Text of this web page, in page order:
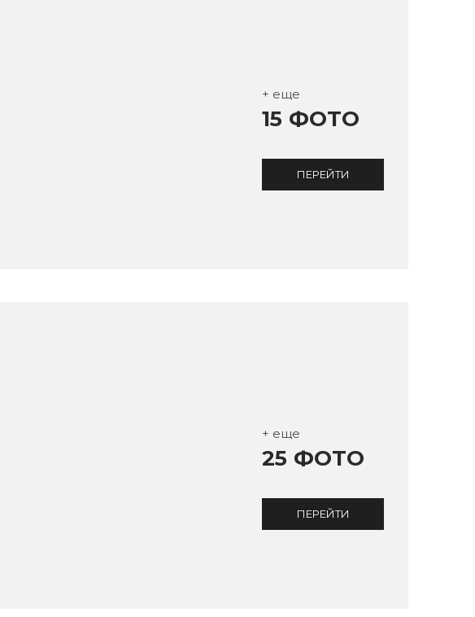
+ еще
15 ФОТО
ПЕРЕЙТИ
+ еще
25 ФОТО
ПЕРЕЙТИ